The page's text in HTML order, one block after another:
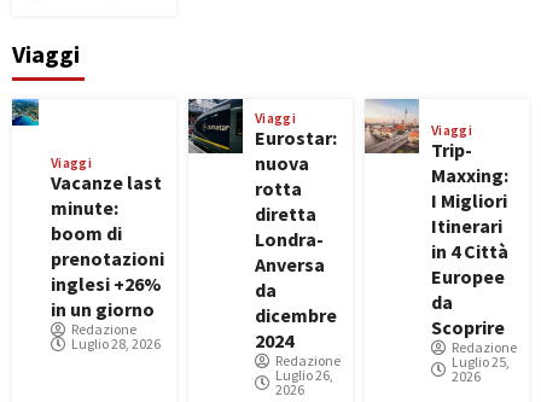
Viaggi
Viaggi
Vacanze last
minute:
boom di
prenotazioni
inglesi +26%
in un giorno
Redazione
Luglio 28, 2026
Viaggi
Eurostar:
nuova
rotta
diretta
Londra-
Anversa
da
dicembre
2024
Redazione
Luglio 26,
2026
Viaggi
Trip-
Maxxing:
I Migliori
Itinerari
in 4 Città
Europee
da
Scoprire
Redazione
Luglio 25,
2026